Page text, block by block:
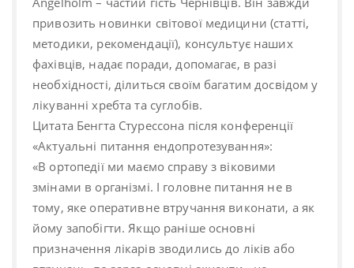
привозить новинки світової медицини (статті,
методики, рекомендації), консультує наших
фахівців, надає поради, допомагає, в разі
необхідності, ділиться своїм багатим досвідом у
лікуванні хребта та суглобів.
Цитата Бенгта Стурессона після конференції
«Актуальні питання ендопротезування»:
«В ортопедії ми маємо справу з віковими
змінами в організмі. І головне питання не в
тому, яке оперативне втручання виконати, а як
йому запобігти. Якщо раніше основні
призначення лікарів зводились до ліків або